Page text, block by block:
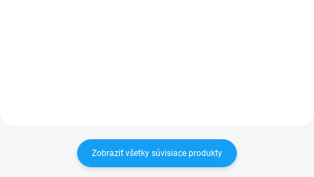
Zobraziť všetky súvisiace produkty